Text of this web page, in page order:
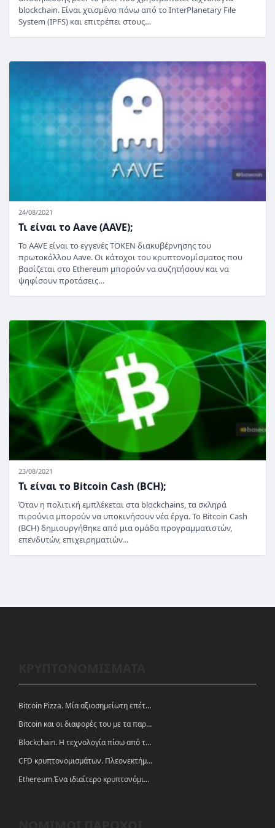
blockchain. Είναι χτισμένο πάνω από το InterPlanetary File
System (IPFS) και επιτρέπει στους…
24/08/2021
Τι είναι το Aave (AAVE);
Το AAVE είναι το εγγενές TOKEN διακυβέρνησης του
πρωτοκόλλου Aave. Οι κάτοχοι του κρυπτονομίσματος που
βασίζεται στο Ethereum μπορούν να συζητήσουν και να
ψηφίσουν προτάσεις…
23/08/2021
Τι είναι το Bitcoin Cash (BCH);
Όταν η πολιτική εμπλέκεται στα blockchains, τα σκληρά
πιρούνια μπορούν να υποκινήσουν νέα έργα. Το Bitcoin Cash
(BCH) δημιουργήθηκε από μια ομάδα προγραμματιστών,
επενδυτών, επιχειρηματιών…
Bitcoin Pizza. Μία αξιοσημείωτη επέτειος.
Bitcoin και οι διαφορές του με τα παραδοσιακά νομίσματα
Blockchain. Η τεχνολογία πίσω από τα κρυπτονομίσματα
CFD κρυπτονομισμάτων. Πλεονεκτήματα και ευκαιρίες
Ethereum.Ένα ιδιαίτερο κρυπτονόμισμα-πλατφόρμα